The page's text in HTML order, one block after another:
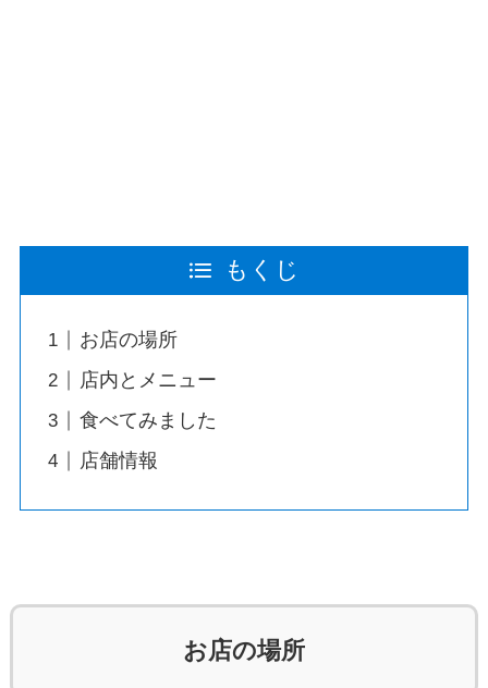
もくじ
お店の場所
店内とメニュー
食べてみました
店舗情報
お店の場所